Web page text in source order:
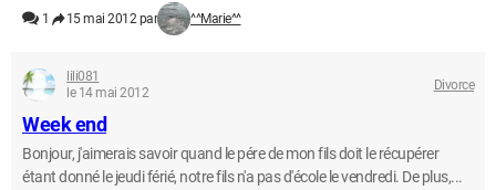
1 15 mai 2012 par ^^Marie^^
lili081
le 14 mai 2012
Divorce
Week end
Bonjour, j'aimerais savoir quand le pére de mon fils doit le récupérer
étant donné le jeudi férié, notre fils n'a pas d'école le vendredi. De plus,...